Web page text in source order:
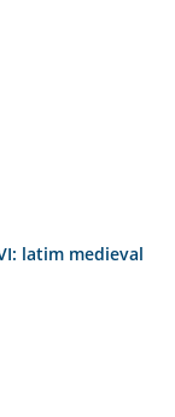
latim medieval